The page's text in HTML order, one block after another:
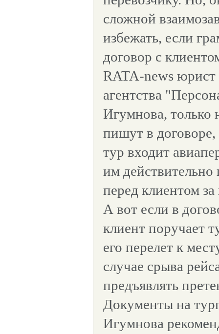
сложной
избежать, если
договор с
RATA-news
агентства
Игумнова,
пишут в
тур входит
им действительно
перед клиентом
А вот если в
клиент поручает
его перелет к
случае срыва
предъявлять
Документы на
Игумнова